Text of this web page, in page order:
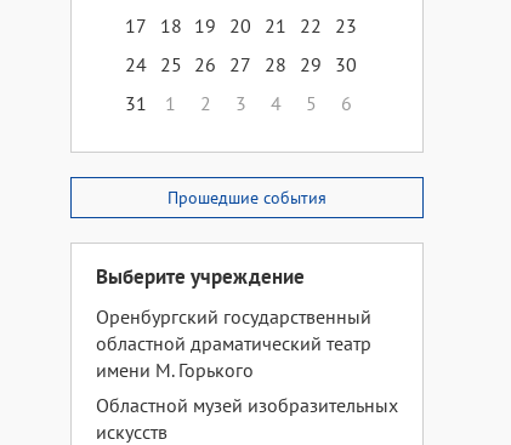
17
18 19 20 21 22
23
24 25 26 27 28 29
30
31
1 2 3 4 5 6
Прошедшие события
Выберите учреждение
Оренбургский государственный
областной драматический театр
имени М. Горького
Областной музей изобразительных
искусств